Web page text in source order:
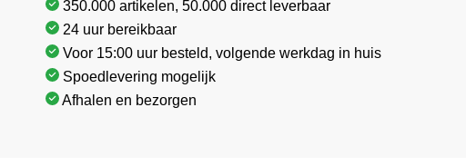
350.000 artikelen, 50.000 direct leverbaar
24 uur bereikbaar
Voor 15:00 uur besteld, volgende werkdag in huis
Spoedlevering mogelijk
Afhalen en bezorgen